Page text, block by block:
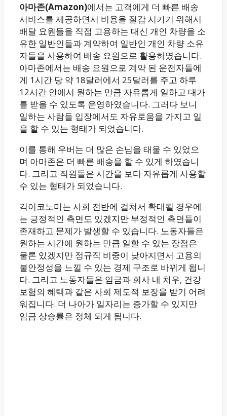
아마존(Amazon)에서는 고객에게 더 빠른 배송
서비스를 제공하면서 비용을 절감 시키기 위해서
배달 요원들을 직접 고용하는 대신 개인 차량을 소
유한 일반인들과 계약하여 일반인 개인 차량 소유
자들을 사용하여 배송 요원으로 활용하였습니다.
아마존에서는 배송 요원으로 계약 된 운전자들에
게 1시간 당 약 18달러에서 25달러를 주고 하루
12시간 안에서 원하는 만큼 자유롭게 일하고 대가
를 받을 수 있도록 운영하였습니다. 그러다 보니
일하는 사람들 입장에서도 자유로움을 가지고 일
을 할 수 있는 형태가 되었습니다.
이를 통해 우버는 더 많은 손님을 태울 수 있었으
며 아마존은 더 빠른 배송을 할 수 있게 하였습니
다. 그리고 직원들은 시간을 보다 자유롭게 사용할
수 있는 형태가 되었습니다.
긱이코노미는 사회 전반에 걸쳐서 확대될 경우에
는 긍정적인 측면도 있겠지만 부정적인 측면들이
존재하고 문제가 발생할 수 있습니다. 노동자들은
원하는 시간에 원하는 만큼 일할 수 있는 장점은
물론 있겠지만 정규직 비중이 낮아지면서 고용의
불안정성을 느낄 수 있는 경제 구조로 바뀌게 됩니
다. 그리고 노동자들은 임금과 회사 내 처우, 건강
보험의 혜택과 같은 사회 제도적 보장을 받기 어려
워집니다. 더 나아가 일자리는 증가할 수 있지만
임금 상승률은 정체 되게 됩니다.